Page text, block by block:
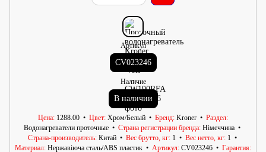
Артикул
CV023246
Наличие
В наличии
Цена 1288.00 Цвет Хром/Белый Бренд Kroner
Раздел
Водонагреватели проточные
Страна регистрации бренда Німеччина
Страна-производитель Китай Вес брутто, кг 1 Вес нетто, кг 1
Материал Нержавіюча сталь/АВS пластик Артикул CV023246
Гарантия